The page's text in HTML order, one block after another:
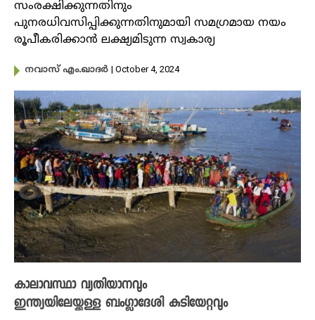
സംരക്ഷിക്കുന്നതിനും
പുനരധിവസിപ്പിക്കുന്നതിനുമായി സമഗ്രമായ നയം
രൂപീകരിക്കാൻ ലക്ഷ്യമിടുന്ന സ്വകാര്യ
നവാസ് എം.ഖാദർ | October 4, 2024
കാലാവസ്ഥാ വ്യതിയാനവും
ഇന്ത്യയിലേയ്ക്കുള്ള ബംഗ്ലാദേശി കുടിയേറ്റവും